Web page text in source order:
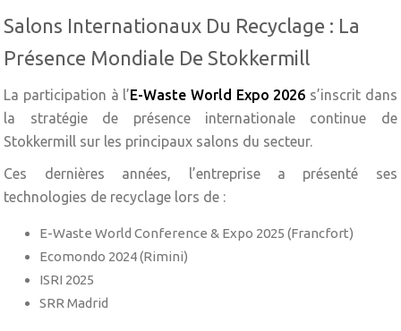
Salons Internationaux Du Recyclage : La
Présence Mondiale De Stokkermill
La participation à l’E-Waste World Expo 2026 s’inscrit dans
la stratégie de présence internationale continue de
Stokkermill sur les principaux salons du secteur.
Ces dernières années, l’entreprise a présenté ses
technologies de recyclage lors de :
E-Waste World Conference & Expo 2025 (Francfort)
Ecomondo 2024 (Rimini)
ISRI 2025
SRR Madrid